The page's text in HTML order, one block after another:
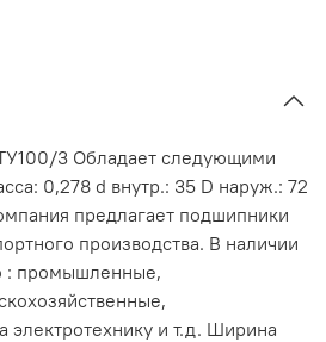
3 Обладает следующими
0,278 d внутр.: 35 D наруж.: 72
предлагает подшипники
производства. В наличии
: промышленные,
и т.д. Ширина